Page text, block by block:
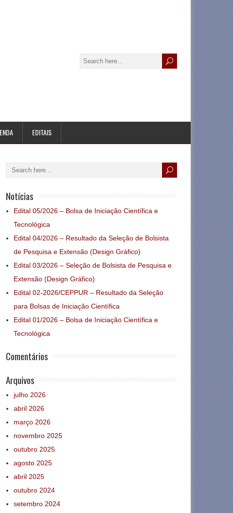
EDITAIS
Notícias
Edital 05/2026 – Bolsa de Iniciação Científica e
Tecnológica
Edital 04/2026 – Resultado da Seleção de Bolsista
de Pesquisa e Extensão (Design Gráfico)
Edital 03/2026 – Seleção de Bolsista de Pesquisa e
Extensão (Design Gráfico)
Edital 02-2026/CEPPUR – Resultado da Seleção
para Bolsas de Iniciação Científica
Edital 01/2026 – Bolsa de Iniciação Científica e
Tecnológica
Comentários
Arquivos
julho 2026
abril 2026
março 2026
novembro 2025
outubro 2025
agosto 2025
abril 2025
outubro 2024
setembro 2024